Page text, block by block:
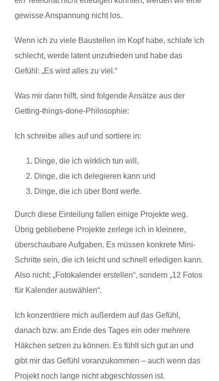
gewisse Anspannung nicht los.
Wenn ich zu viele Baustellen im Kopf habe, schlafe ich
schlecht, werde latent unzufrieden und habe das
Gefühl: „Es wird alles zu viel.“
Was mir dann hilft, sind folgende Ansätze aus der
Getting-things-done-Philosophie:
Ich schreibe alles auf und sortiere in:
Dinge, die ich wirklich tun will,
Dinge, die ich delegieren kann und
Dinge, die ich über Bord werfe.
Durch diese Einteilung fallen einige Projekte weg.
Übrig gebliebene Projekte zerlege ich in kleinere,
überschaubare Aufgaben. Es müssen konkrete Mini-
Schritte sein, die ich leicht und schnell erledigen kann.
Also nicht: „Fotokalender erstellen“, sondern „12 Fotos
für Kalender auswählen“.
Ich konzentriere mich außerdem auf das Gefühl,
danach bzw. am Ende des Tages ein oder mehrere
Häkchen setzen zu können. Es fühlt sich gut an und
gibt mir das Gefühl voranzukommen – auch wenn das
Projekt noch lange nicht abgeschlossen ist.